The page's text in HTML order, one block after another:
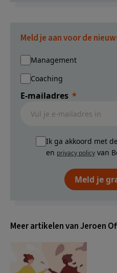
Meld je aan voor de
Management
Coaching
E-mailadres
Ik ga akkoord met de
en privacy policy van
Meld je
Meer artikelen van Jeroen